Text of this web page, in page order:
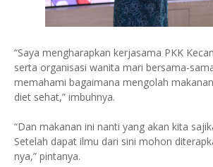
“Saya mengharapkan kerjasama PKK
serta organisasi wanita mari bersama-
memahami bagaimana mengolah
diet sehat,” imbuhnya.
“Dan makanan ini nanti yang akan kita
Setelah dapat ilmu dari sini mohon
nya,” pintanya.